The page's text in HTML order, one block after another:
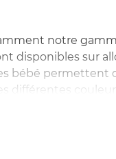
notre
disponibles sur
bébé
différentes
convient le